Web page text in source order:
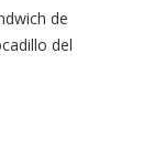
de
del